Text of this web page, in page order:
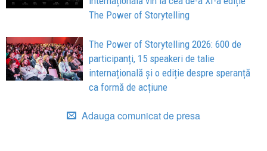
The Power of Storytelling
The Power of Storytelling 2026: 600 de
participanți, 15 speakeri de talie
internațională și o ediție despre speranță
ca formă de acțiune
Adauga comunicat de presa